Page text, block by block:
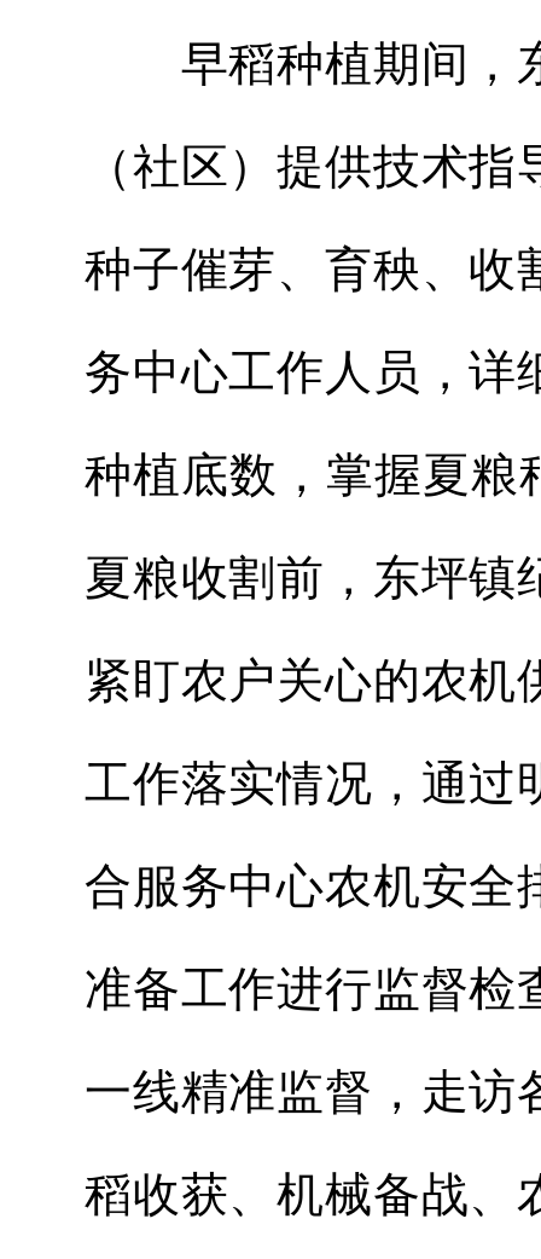
早稻种植期间，东
（社区）提供技术
种子催芽、育秧、收
务中心工作人员，详
种植底数，掌握夏粮
夏粮收割前，东坪镇
紧盯农户关心的农机
工作落实情况，通过
合服务中心农机安全
准备工作进行监督检
一线精准监督，走访
稻收获、机械备战、